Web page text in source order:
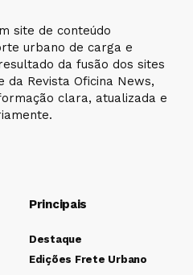
site de conteúdo
urbano de carga e
da fusão dos sites
da Revista Oficina News,
clara, atualizada e
Principais
Destaque
Edições Frete Urbano